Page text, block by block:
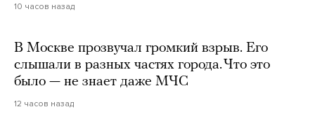
10 часов назад
В Москве прозвучал громкий взрыв. Его
слышали в разных частях города. Что это
было — не знает даже МЧС
12 часов назад